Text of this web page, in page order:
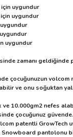
için uygundur
için uygundur
uygundur
zamanı geldiğinde
çocuğunuzun volcom
ve onu soğuktan
ve 10.000gm2 nefes
çocuğunuz
patentli GrowTech
Snowboard pantolonu